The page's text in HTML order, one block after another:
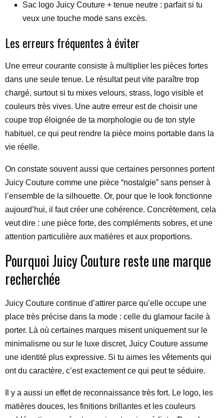
Sac logo Juicy Couture + tenue neutre : parfait si tu
veux une touche mode sans excès.
Les erreurs fréquentes à éviter
Une erreur courante consiste à multiplier les pièces fortes
dans une seule tenue. Le résultat peut vite paraître trop
chargé, surtout si tu mixes velours, strass, logo visible et
couleurs très vives. Une autre erreur est de choisir une
coupe trop éloignée de ta morphologie ou de ton style
habituel, ce qui peut rendre la pièce moins portable dans la
vie réelle.
On constate souvent aussi que certaines personnes portent
Juicy Couture comme une pièce “nostalgie” sans penser à
l’ensemble de la silhouette. Or, pour que le look fonctionne
aujourd’hui, il faut créer une cohérence. Concrètement, cela
veut dire : une pièce forte, des compléments sobres, et une
attention particulière aux matières et aux proportions.
Pourquoi Juicy Couture reste une marque
recherchée
Juicy Couture continue d’attirer parce qu’elle occupe une
place très précise dans la mode : celle du glamour facile à
porter. Là où certaines marques misent uniquement sur le
minimalisme ou sur le luxe discret, Juicy Couture assume
une identité plus expressive. Si tu aimes les vêtements qui
ont du caractère, c’est exactement ce qui peut te séduire.
Il y a aussi un effet de reconnaissance très fort. Le logo, les
matières douces, les finitions brillantes et les couleurs